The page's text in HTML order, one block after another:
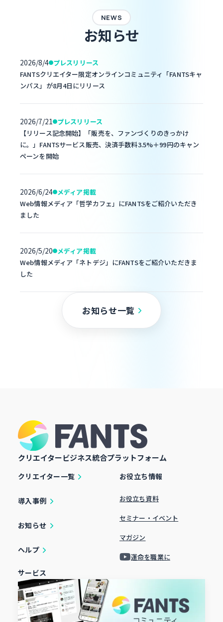
NEWS
お知らせ
2026/8/4 プレスリリース
FANTSクリエイター限定オンラインコミュニティ「FANTSキャ
ンパス」が8月4日にリリース
2026/7/21 プレスリリース
【リリース記念開始】「販売を、ファンづくりのきっかけ
に。」FANTSサービス販売、決済手数料3.5%＋99円のキャン
ペーンを開始
2026/6/24 メディア掲載
Web情報メディア「哲学カフェ」にFANTSをご紹介いただき
ました
2026/5/20 メディア掲載
Web情報メディア「ネトデジ」にFANTSをご紹介いただきま
した
お知らせ一覧
クリエイタービジネス統合プラットフォーム
クリエイター一覧
導入事例
お知らせ
ヘルプ
お役立ち情報
お役立ち資料
セミナー・イベント
マガジン
運命を職業に
サービス